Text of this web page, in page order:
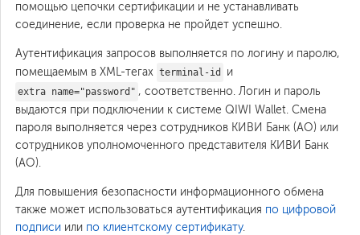
помощью цепочки сертификации и не устанавливать
соединение, если проверка не пройдет успешно.
Аутентификация запросов выполняется по логину и паролю,
помещаемым в XML-тегах terminal-id и
extra name="password" , соответственно. Логин и пароль
выдаются при подключении к системе QIWI Wallet. Смена
пароля выполняется через сотрудников КИВИ Банк (АО) или
сотрудников уполномоченного представителя КИВИ Банк
(АО).
Для повышения безопасности информационного обмена
также может использоваться аутентификация по цифровой
подписи или по клиентскому сертификату.